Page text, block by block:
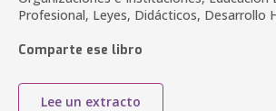
Profesional, Leyes, Didácticos, Desarrollo
Comparte ese libro
Lee un extracto